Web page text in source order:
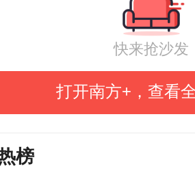
以工作指引为基础
知应会知识，系统
宜，结合东莞市地
荷塘印象项目等典
快来抢沙发
打开南方+，查看
榜